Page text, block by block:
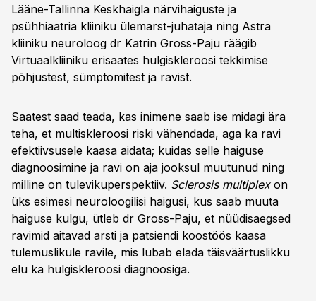
Lääne-Tallinna Keskhaigla närvihaiguste ja
psühhiaatria kliiniku ülemarst-juhataja ning Astra
kliiniku neuroloog dr Katrin Gross-Paju räägib
Virtuaalkliiniku erisaates hulgiskleroosi tekkimise
põhjustest, sümptomitest ja ravist.
Saatest saad teada, kas inimene saab ise midagi ära
teha, et multiskleroosi riski vähendada, aga ka ravi
efektiivsusele kaasa aidata; kuidas selle haiguse
diagnoosimine ja ravi on aja jooksul muutunud ning
milline on tulevikuperspektiiv. Sclerosis multiplexon
üks esimesi neuroloogilisi haigusi, kus saab muuta
haiguse kulgu, ütleb dr Gross-Paju, et nüüdisaegsed
ravimid aitavad arsti ja patsiendi koostöös kaasa
tulemuslikule ravile, mis lubab elada täisväärtuslikku
elu ka hulgiskleroosi diagnoosiga.